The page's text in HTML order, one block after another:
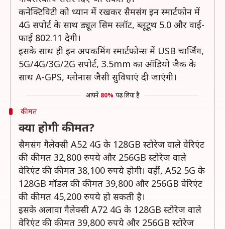
कनेक्टिविटी को ध्यान में रखकर सैमसंग इन स्मार्टफोन में
4G सपोर्ट के साथ ड्यूल सिम स्लॉट, ब्लूटूथ 5.0 और वाई-
फाई 802.11 देगी।
इसके साथ ही इन अपकमिंग स्मार्टफोन्स में USB चार्जिंग,
5G/4G/3G/2G सपोर्ट, 3.5mm का ऑडियो जैक के
साथ A-GPS, ग्लोनास जैसी सुविधाएं दी जाएंगी।
आपने 80% पढ़ लिया है
कीमत
क्या होगी कीमत?
सैमसंग गैलेक्सी A52 4G के 128GB स्टोरेज वाले वेरिएंट
की कीमत 32,800 रुपये और 256GB स्टोरेज वाले
वेरिएंट की कीमत 38,100 रुपये होगी। वहीं, A52 5G के
128GB मॉडल की कीमत 39,800 और 256GB वेरिएंट
की कीमत 45,200 रुपये हो सकती है।
इसके अलावा गैलेक्सी A72 4G के 128GB स्टोरेज वाले
वेरिएंट की कीमत 39,800 रुपये और 256GB स्टोरेज